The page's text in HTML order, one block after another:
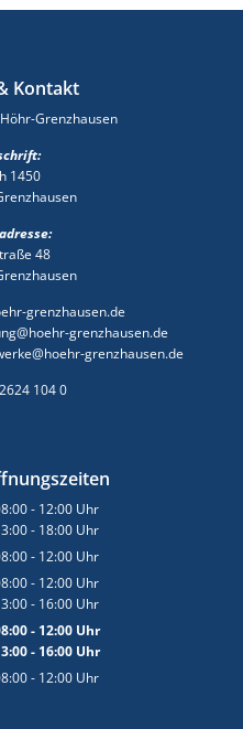
Kontakt
Grenzhausen
1450
48
grenzhausen.de
grenzhausen.de
grenzhausen.de
104 0
- 12:00 Uhr
Von 08:00 bis 12:00 Uhr
- 18:00 Uhr
Von 13:00 bis 18:00 Uhr
- 12:00 Uhr
Von 08:00 bis 12:00 Uhr
- 12:00 Uhr
Von 08:00 bis 12:00 Uhr
- 16:00 Uhr
Von 13:00 bis 16:00 Uhr
- 12:00Uhr
Von 08:00 bis 12:00 Uhr
- 16:00Uhr
Von 13:00 bis 16:00 Uhr
- 12:00 Uhr